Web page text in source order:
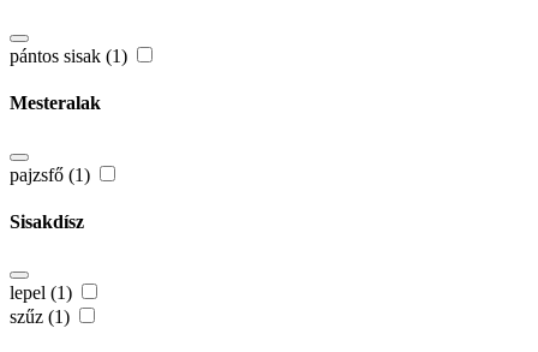
pántos sisak (1)
Mesteralak
pajzsfő (1)
Sisakdísz
lepel (1)
szűz (1)